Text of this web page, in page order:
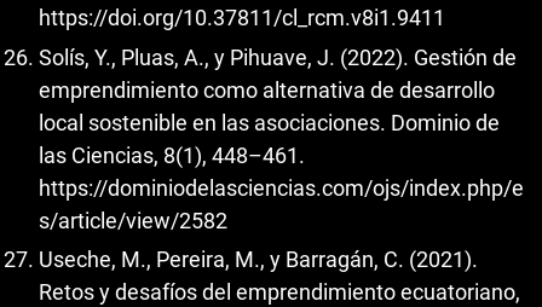
https://doi.org/10.37811/cl_rcm.v8i1.9411
Solís, Y., Pluas, A., y Pihuave, J. (2022). Gestión de
emprendimiento como alternativa de desarrollo
local sostenible en las asociaciones. Dominio de
las Ciencias, 8(1), 448–461.
https://dominiodelasciencias.com/ojs/index.php/e
s/article/view/2582
Useche, M., Pereira, M., y Barragán, C. (2021).
Retos y desafíos del emprendimiento ecuatoriano,